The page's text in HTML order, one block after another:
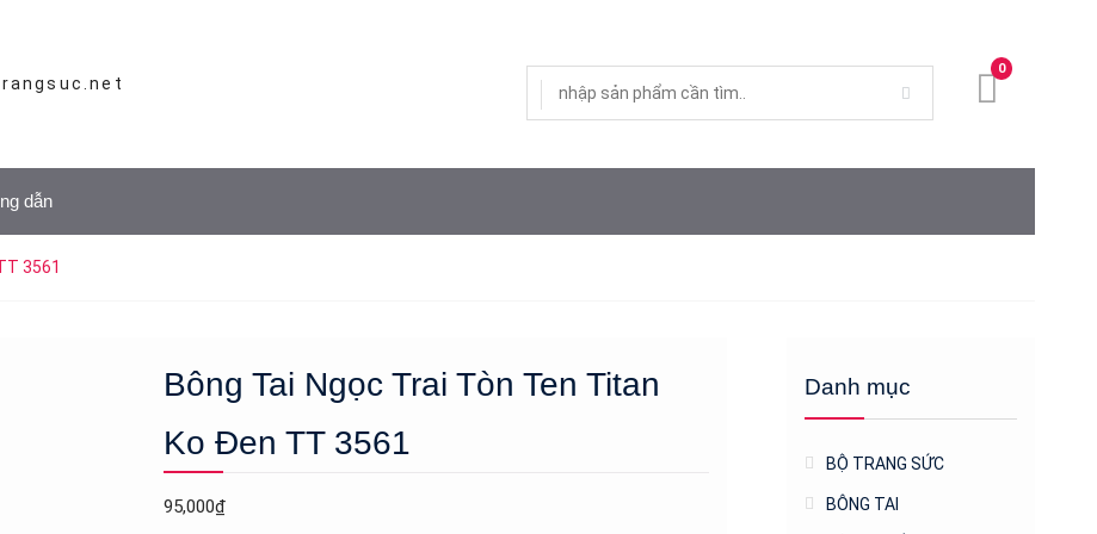
0
dẫn
3561
Bông Tai Ngọc Trai Tòn Ten Titan
Ko Đen TT 3561
95,000₫
Danh mục
BỘ TRANG SỨC
BÔNG TAI